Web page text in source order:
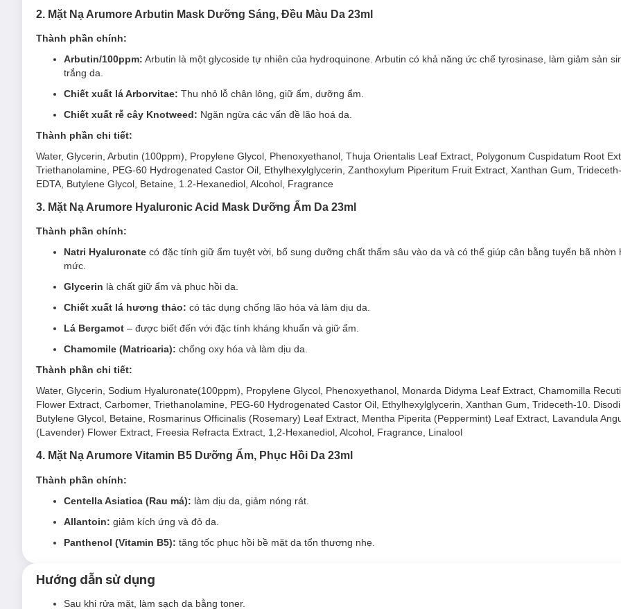
1. Mặt Nạ Arumore Retinol Tái Tạo Da, Ngừa Lão Hóa 23ml
Mặt Nạ Arumore Premium Retinol Mask 23ml với thành phần chính là Retinol, hỗ trợ tái tạo làn da, tăng cường sản sinh collagen
đàn hồi của da và thu nhỏ lỗ chân lông; tăng cường ức chế sản sinh tế bào sắc tố melanin là nguyên nhân gây ra nám và tàn nhang,
trình lão hóa.
Mặt Nạ Arumore Premium Retinol Mask phù hợp với loại da nào?
Đối tượng sử dụng Mặt Nạ Arumore Premium Retinol Mask:
Da khô, thiếu ẩm.
Da lão hóa , nếp nhăn nông.
Glycerin: Giúp dưỡng ẩm và phục hồi da.
2. Mặt Nạ Arumore Arbutin Mask Dưỡng Sáng, Đều Màu Da 23ml
Thành phần chính:
Arbutin/100ppm: Arbutin là một glycoside tự nhiên của hydroquinone. Arbutin có khả năng ức chế tyrosinase, làm giảm sản
trắng da.
Chiết xuất lá Arborvitae: Thu nhỏ lỗ chân lông, giữ ẩm, dưỡng ẩm.
Chiết xuất rễ cây Knotweed: Ngăn ngừa các vấn đề lão hoá da.
Thành phần chi tiết:
Water, Glycerin, Arbutin (100ppm), Propylene Glycol, Phenoxyethanol, Thuja Orientalis Leaf Extract, Polygonum Cuspidatum Root
Triethanolamine, PEG-60 Hydrogenated Castor Oil, Ethylhexylglycerin, Zanthoxylum Piperitum Fruit Extract, Xanthan Gum,
EDTA, Butylene Glycol, Betaine, 1.2-Hexanediol, Alcohol, Fragrance
3. Mặt Nạ Arumore Hyaluronic Acid Mask Dưỡng Ẩm Da 23ml
Thành phần chính:
Natri Hyaluronate có đặc tính giữ ẩm tuyệt vời, bổ sung dưỡng chất thấm sâu vào da và có thể giúp cân bằng tuyến bã nhờn
mức.
Glycerin là chất giữ ẩm và phục hồi da.
Chiết xuất lá hương thảo: có tác dụng chống lão hóa và làm dịu da.
Lá Bergamot – được biết đến với đặc tính kháng khuẩn và giữ ẩm.
Chamomile (Matricaria): chống oxy hóa và làm dịu da.
Thành phần chi tiết:
Water, Glycerin, Sodium Hyaluronate(100ppm), Propylene Glycol, Phenoxyethanol, Monarda Didyma Leaf Extract, Chamomilla
Flower Extract, Carbomer, Triethanolamine, PEG-60 Hydrogenated Castor Oil, Ethylhexylglycerin, Xanthan Gum, Trideceth-10.
Butylene Glycol, Betaine, Rosmarinus Officinalis (Rosemary) Leaf Extract, Mentha Piperita (Peppermint) Leaf Extract, Lavandula
(Lavender) Flower Extract, Freesia Refracta Extract, 1,2-Hexanediol, Alcohol, Fragrance, Linalool
4. Mặt Nạ Arumore Vitamin B5 Dưỡng Ẩm, Phục Hồi Da 23ml
Thành phần chính:
Centella Asiatica (Rau má): làm dịu da, giảm nóng rát.
Allantoin: giảm kích ứng và đỏ da.
Panthenol (Vitamin B5): tăng tốc phục hồi bề mặt da tổn thương nhẹ.
Hướng dẫn sử dụng
Sau khi rửa mặt, làm sạch da bằng toner.